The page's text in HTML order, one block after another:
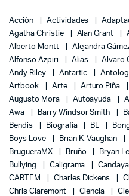
Acción Actividades
Agatha Christie
Alan Grant
Alberto Montt
Alejandra
Alfonso Azpiri
Alias Alvaro
Andy Riley
Antartic
Artbook
Arte Arturo Piña
Augusto Mora
Autoayuda
Awa
Barry Windsor Smith
Bendis
Biografía BL
Boys Love
Brian K. Vaughan
BrugueraMX
Bruño Bryan
Bullying
Caligrama Candaya
CARTEM
Charles Dickens
Chris Claremont
Ciencia